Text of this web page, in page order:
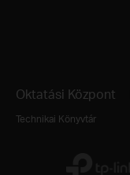
Oktatási Központ
Technikai Könyvtár